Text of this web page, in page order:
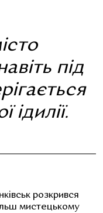
під
розкрився
мистецькому